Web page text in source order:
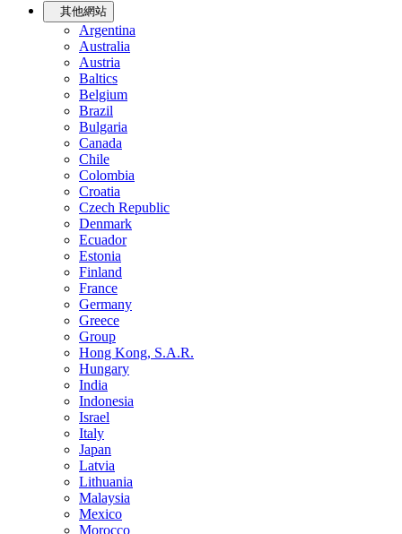
其他網站
Argentina
Australia
Austria
Baltics
Belgium
Brazil
Bulgaria
Canada
Chile
Colombia
Croatia
Czech Republic
Denmark
Ecuador
Estonia
Finland
France
Germany
Greece
Group
Hong Kong, S.A.R.
Hungary
India
Indonesia
Israel
Italy
Japan
Latvia
Lithuania
Malaysia
Mexico
Morocco